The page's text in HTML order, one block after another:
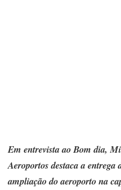
Em entrevista ao Bom dia,
Aeroportos destaca a entrega
ampliação do aeroporto na